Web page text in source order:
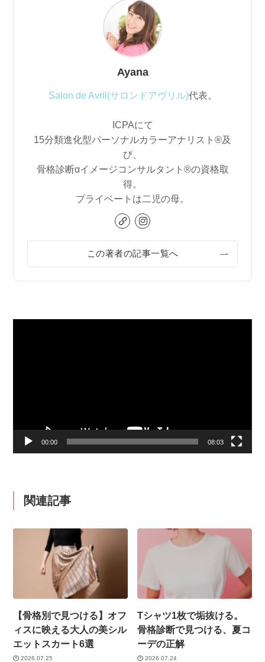
Ayana
Salon de Avril(サロンドアヴリル)代表。
ICPAにて
15分類進化型パーソナルカラーアナリスト®及
び、
骨格診断αイメージコンサルタント®の資格取
得。
プライベートは二児の母。
この著者の記事一覧へ
00:00 08:03
関連記事
【骨格別で見つける】オフ
ィスに映える大人の美シル
エットスカート6選
2026.07.25
Tシャツ1枚で垢抜ける。
骨格診断で見つける、夏コ
ーデの正解
2026.07.24